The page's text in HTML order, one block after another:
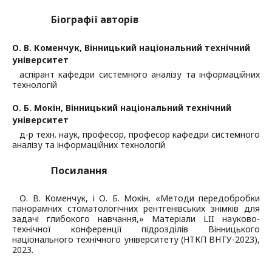
Біографії авторів
О. В. Коменчук, Вінницький національний технічний
університет
аспірант кафедри системного аналізу та інформаційних
технологій
О. Б. Мокін, Вінницький національний технічний
університет
д-р техн. наук, професор, професор кафедри системного
аналізу та інформаційних технологій
Посилання
О. В. Коменчук, і О. Б. Мокін, «Методи передобробки
панорамних стоматологічних рентгенівських знімків для
задачі глибокого навчання,» Матеріали LII науково-
технічної конференції підрозділів Вінницького
національного технічного університету (НТКП ВНТУ-2023),
2023.